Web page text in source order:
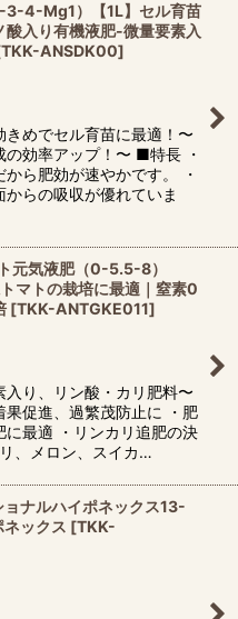
3-4-Mg1）【1L】セル育苗
酸入り有機液肥-微量要素入
TKK-ANSDK00]
きめでセル育苗に最適！〜
の効率アップ！〜 ■特長 ・
ら肥効が速やかです。 ・
らの吸収が優れていま
元気液肥（0-5.5-8）
マトの栽培に最適｜窒素0
[TKK-ANTGKE011]
入り、リン酸・カリ肥料〜
果促進、過繁茂防止に ・肥
に最適 ・リンカリ追肥の決
、メロン、スイカ…
ナルハイポネックス13-
ックス [TKK-